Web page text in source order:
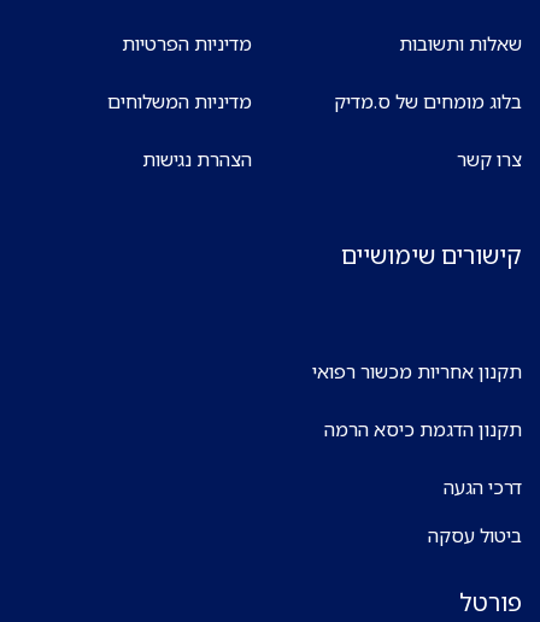
שאלות ותשובות
בלוג מומחים של ס.מדיק
צרו קשר
מדיניות הפרטיות
מדיניות המשלוחים
הצהרת נגישות
קישורים שימושיים
תקנון אחריות מכשור רפואי
תקנון הדגמת כיסא הרמה
דרכי הגעה
ביטול עסקה
פורטל